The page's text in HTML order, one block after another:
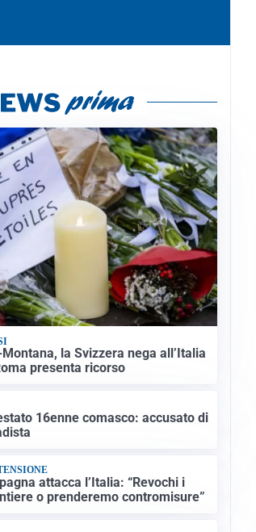
la Svizzera nega all’Italia
presenta ricorso
16enne comasco: accusato di
attacca l’Italia: “Revochi i
o prenderemo contromisure”